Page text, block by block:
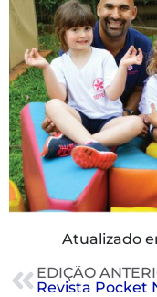
Atualizado
EDIÇÃO